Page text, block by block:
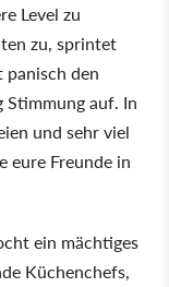
Level zu
zu, sprintet
den
Stimmung auf. In
und sehr viel
eure Freunde in
ein mächtiges
Küchenchefs,